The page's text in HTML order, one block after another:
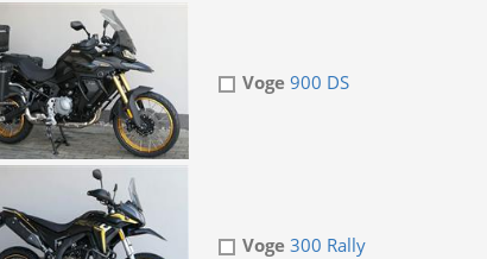
Voge900 DS
Voge300 Rally